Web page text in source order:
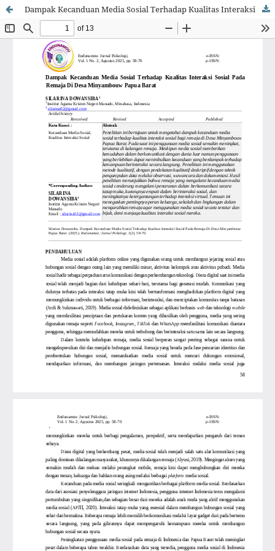
Dampak Kecanduan Media Sosial Terhadap Kualitas Interaksi Sosial Pada Remaja Di Desa Minyambouw Papua Barat